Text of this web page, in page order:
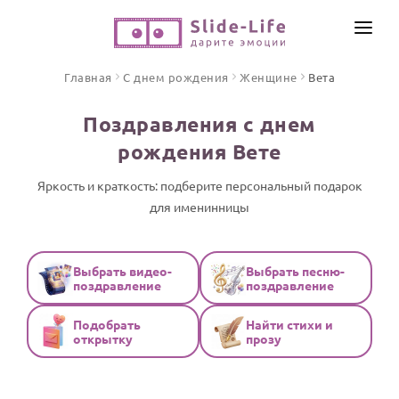
Видео поздравления
Песни поздравления
Стихи и тексты
ПРАЗДНИКИ
С Днем рождения
ИНСТРУМЕНТЫ
ОТЗЫВЫ
Главная С днем рождения Женщине Вета
Поздравления с днем
рождения Вете
Яркость и краткость: подберите персональный подарок
для именинницы
Выбрать видео-
поздравление
Выбрать песню-
поздравление
Подобрать
открытку
Найти стихи и
прозу